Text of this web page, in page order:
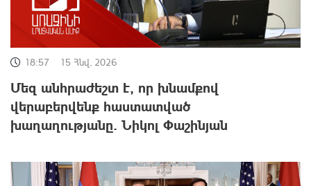
18:57 15 Հնվ, 2026
Մեզ անհրաժեշտ է, որ խնամքով
վերաբերվենք հաստատված
խաղաղությանը. Նիկոլ Փաշինյան